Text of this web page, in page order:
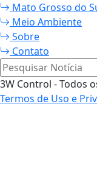
Mato Grosso do
Meio Ambiente
Sobre
Contato
Pesquisar Notícia
3W Control - Todos
Termos de Uso e